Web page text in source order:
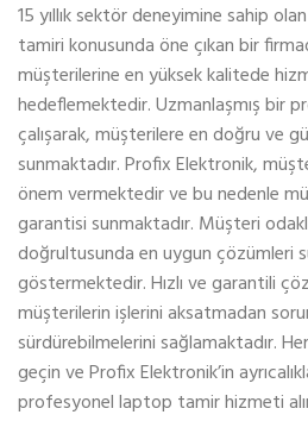
15 yıllık sektör deneyimine sahip
tamiri konusunda öne çıkan bir
müşterilerine en yüksek kalitede
hedeflemektedir. Uzmanlaşmış bir
çalışarak, müşterilere en doğru ve
sunmaktadır. Profix Elektronik,
önem vermektedir ve bu nedenle
garantisi sunmaktadır. Müşteri
doğrultusunda en uygun çözümleri
göstermektedir. Hızlı ve garantili
müşterilerin işlerini aksatmadan
sürdürebilmelerini sağlamaktadır.
geçin ve Profix Elektronik’in
profesyonel laptop tamir hizmeti